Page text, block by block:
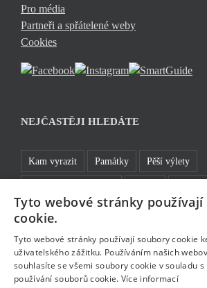
Pro média
Partneři a spřátelené weby
Cookies
NEJČASTĚJI HLEDÁTE
Kam vyrazit Památky Pěší výlety
Sklo a bižuterie Jablonecká přehrada
Bavte se v Jablonci
Tyto webové stránky
cookie.
Tyto webové stránky používají soubory cookie
uživatelského zážitku. Používáním našich
souhlasíte se všemi soubory cookie v souladu
používání souborů cookie. Více informací